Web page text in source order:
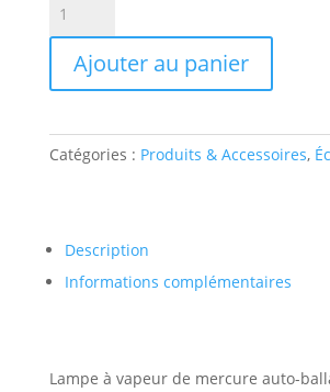
basking
100w
Ajouter au panier
Catégories : Produits & Accessoires,
Description
Informations complémentaires
Lampe à vapeur de mercure auto-